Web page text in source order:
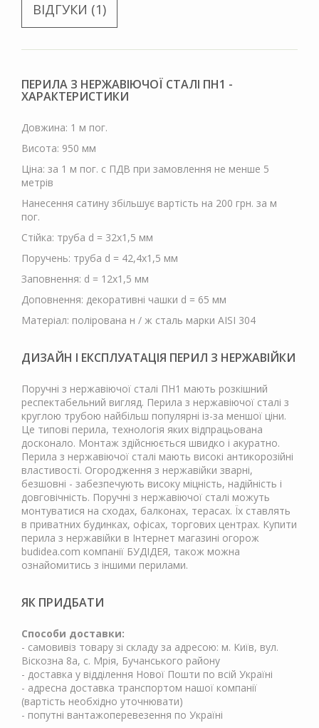
ВІДГУКИ (1)
ПЕРИЛА З НЕРЖАВІЮЧОЇ СТАЛІ ПН1 -
ХАРАКТЕРИСТИКИ
Довжина: 1 м пог.
Висота: 950 мм
Ціна: за 1 м пог. c ПДВ при замовлення не менше 5
метрів
Нанесення сатину збільшує вартість на 200 грн. за м
пог.
Стійка: труба d = 32х1,5 мм
Поручень: труба d = 42,4х1,5 мм
Заповнення: d = 12х1,5 мм
Доповнення: декоративні чашки d = 65 мм
Матеріал: полірована н / ж сталь марки AISI 304
ДИЗАЙН І ЕКСПЛУАТАЦІЯ ПЕРИЛ З НЕРЖАВІЙКИ
Поручні з нержавіючої сталі ПН1 мають розкішний
респектабельний вигляд. Перила з нержавіючої сталі з
круглою трубою найбільш популярні із-за меншої ціни.
Це типові перила, технологія яких відпрацьована
досконало. Монтаж здійснюється швидко і акуратно.
Перила з нержавіючої сталі мають високі антикорозійні
властивості. Огородження з нержавійки зварні,
безшовні - забезпечують високу міцність, надійність і
довговічність. Поручні з нержавіючої сталі можуть
монтуватися на сходах, балконах, терасах. Їх ставлять
в приватних будинках, офісах, торгових центрах. Купити
перила з нержавійки в Інтернет магазині огорож
budidea.com компанії БУДІДЕЯ, також можна
ознайомитись з іншими перилами.
ЯК ПРИДБАТИ
Способи доставки:
- самовивіз товару зі складу за адресою: м. Київ, вул.
Віскозна 8а, с. Мрія, Бучанського району
- доставка у відділення Нової Пошти по всій Україні
- адресна доставка транспортом нашої компанії
(вартість необхідно уточнювати)
- попутні вантажоперевезення по Україні